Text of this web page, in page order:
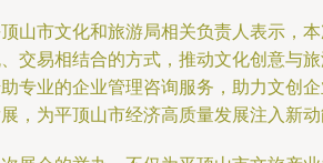
山市文化和旅游局相关负责人表示，
交易相结合的方式，推动文化创意与
专业的企业管理咨询服务，助力文创
，为平顶山市经济高质量发展注入新动